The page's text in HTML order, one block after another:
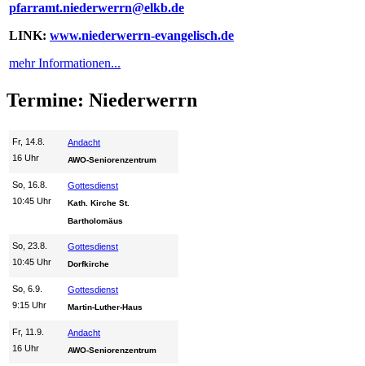
pfarramt.niederwerrn@elkb.de
LINK: www.niederwerrn-evangelisch.de
mehr Informationen...
Termine: Niederwerrn
Fr, 14.8.
16 Uhr
Andacht
AWO-Seniorenzentrum
So, 16.8.
10:45 Uhr
Gottesdienst
Kath. Kirche St.
Bartholomäus
So, 23.8.
10:45 Uhr
Gottesdienst
Dorfkirche
So, 6.9.
9:15 Uhr
Gottesdienst
Martin-Luther-Haus
Fr, 11.9.
16 Uhr
Andacht
AWO-Seniorenzentrum